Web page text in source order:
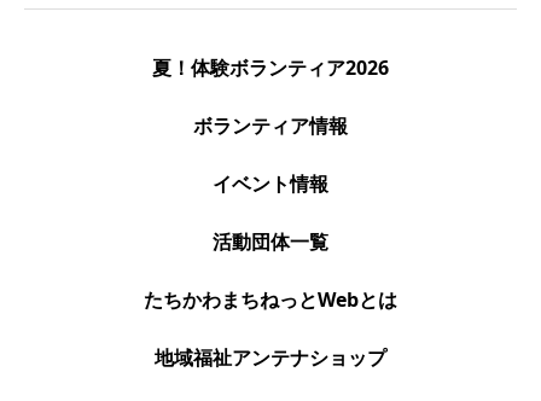
夏！体験ボランティア2026
ボランティア情報
イベント情報
活動団体一覧
たちかわまちねっとWebとは
地域福祉アンテナショップ